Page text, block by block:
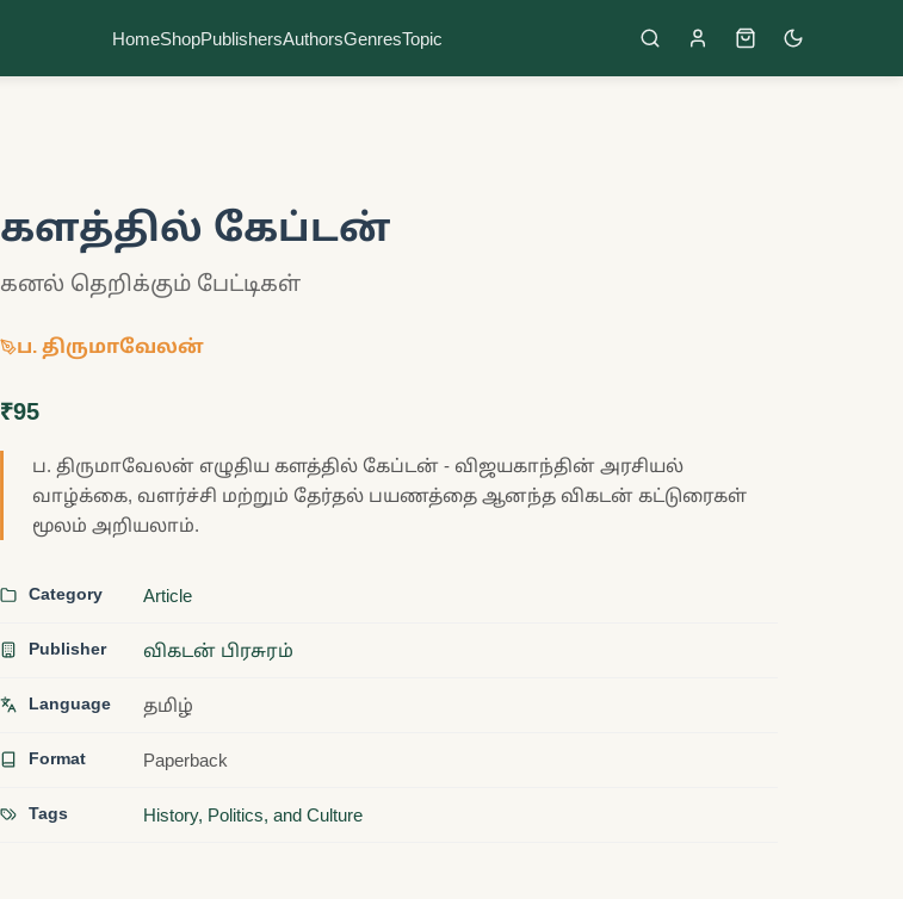
HomeShopPublishersAuthorsGenresTopic
களத்தில் கேப்டன்
கனல் தெறிக்கும் பேட்டிகள்
ப. திருமாவேலன்
₹95
ப. திருமாவேலன் எழுதிய களத்தில் கேப்டன் - விஜயகாந்தின் அரசியல்
வாழ்க்கை, வளர்ச்சி மற்றும் தேர்தல் பயணத்தை ஆனந்த விகடன் கட்டுரைகள்
மூலம் அறியலாம்.
Category Article
Publisher விகடன் பிரசுரம்
Language தமிழ்
Format Paperback
Tags History, Politics, and Culture